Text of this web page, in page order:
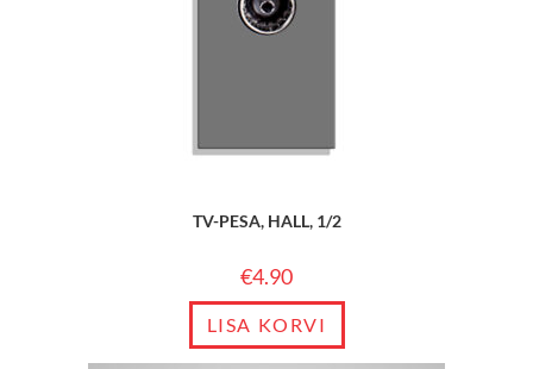
TV-PESA, HALL, 1/2
€4.90
LISA KORVI